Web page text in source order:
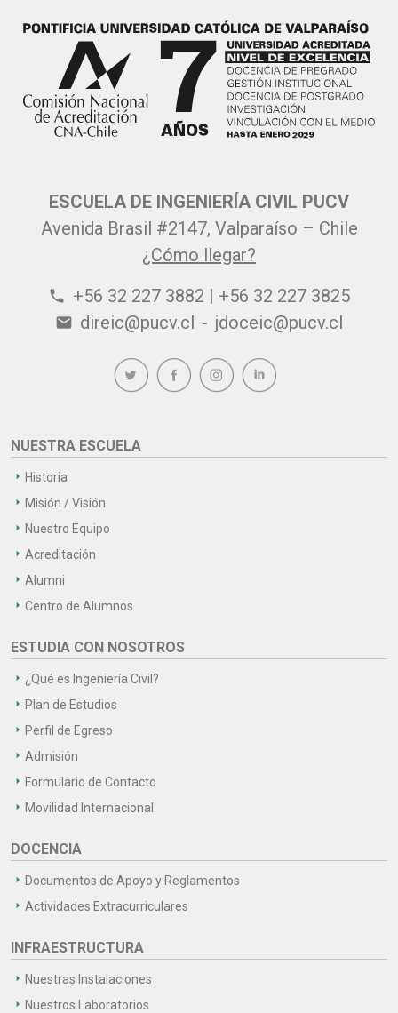
ESCUELA DE INGENIERÍA CIVIL PUCV
Avenida Brasil #2147, Valparaíso – Chile
¿Cómo llegar?
phone +56 32 227 3882 | +56 32 227 3825
email direic@pucv.cl - jdoceic@pucv.cl
NUESTRA ESCUELA
Historia
Misión / Visión
Nuestro Equipo
Acreditación
Alumni
Centro de Alumnos
ESTUDIA CON NOSOTROS
¿Qué es Ingeniería Civil?
Plan de Estudios
Perfil de Egreso
Admisión
Formulario de Contacto
Movilidad Internacional
DOCENCIA
Documentos de Apoyo y Reglamentos
Actividades Extracurriculares
INFRAESTRUCTURA
Nuestras Instalaciones
Nuestros Laboratorios